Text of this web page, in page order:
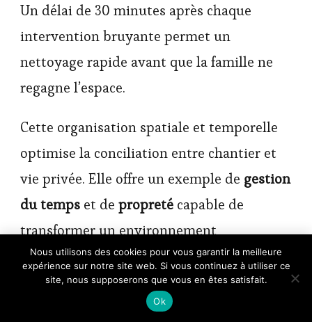
Un délai de 30 minutes après chaque
intervention bruyante permet un
nettoyage rapide avant que la famille ne
regagne l’espace.
Cette organisation spatiale et temporelle
optimise la conciliation entre chantier et
vie privée. Elle offre un exemple de gestion
du temps et de propreté capable de
transformer un environnement
potentiellement désordonné en un espace
gérable et respectueux du rythme familial.
×
🔥 TOP VENTE
Amazon Basics Organiseur à
tiroirs/organiseur pour vêtements…
Voir l'offre
Nous utilisons des cookies pour vous garantir la meilleure
expérience sur notre site web. Si vous continuez à utiliser ce
site, nous supposerons que vous en êtes satisfait.
Ok